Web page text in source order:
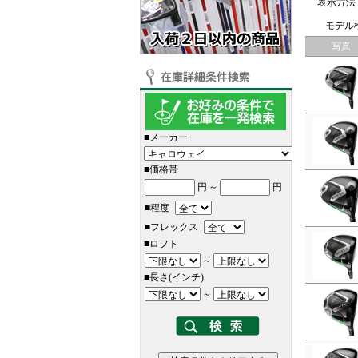
■メーカー
■価格帯
円 ～
円
■程度
■フレックス
■ロフト
～
■長さ(インチ)
～
表示方法
モデル
写真